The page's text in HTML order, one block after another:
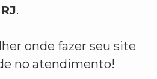
.
onde fazer seu site
no atendimento!